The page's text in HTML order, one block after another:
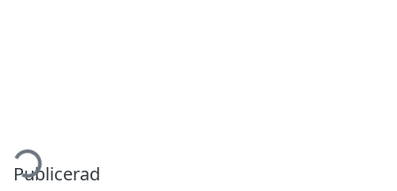
Publicerad